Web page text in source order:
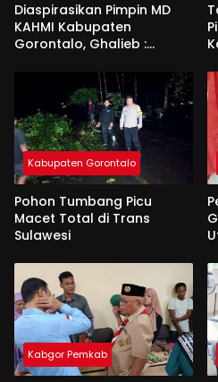
Diaspirasikan Pimpin MD
KAHMI Kabupaten
Gorontalo, Ghalieb :
Kabupaten Gorontalo
Pohon Tumbang Picu
Macet Total di Trans
Sulawesi
Kabgor Pemkab